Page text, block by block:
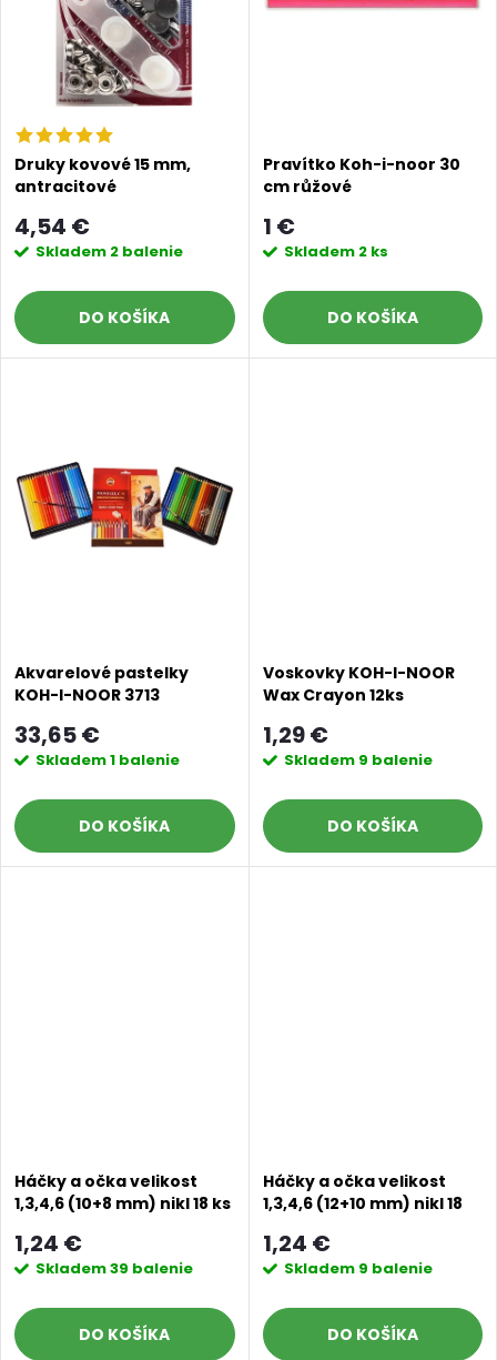
e
p
r
o
d
k
t
p
r
o
d
u
t
o
Druky kovové 15 mm,
antracitové
4,54 €
Skladem 2 balenie
DO KOŠÍKA
Pravítko Koh-i-noor 30
cm růžové
1 €
Skladem 2 ks
DO KOŠÍKA
Akvarelové pastelky
KOH-I-NOOR 3713
33,65 €
Skladem1 balenie
DO KOŠÍKA
Voskovky KOH-I-NOOR
Wax Crayon 12ks
1,29 €
Skladem 9 balenie
DO KOŠÍKA
Háčky a očka velikost
1,3,4,6 (10+8 mm) nikl 18 ks
1,24 €
Skladem39 balenie
DO KOŠÍKA
Háčky a očka velikost
1,3,4,6 (12+10 mm) nikl 18
1,24 €
Skladem 9 balenie
DO KOŠÍKA